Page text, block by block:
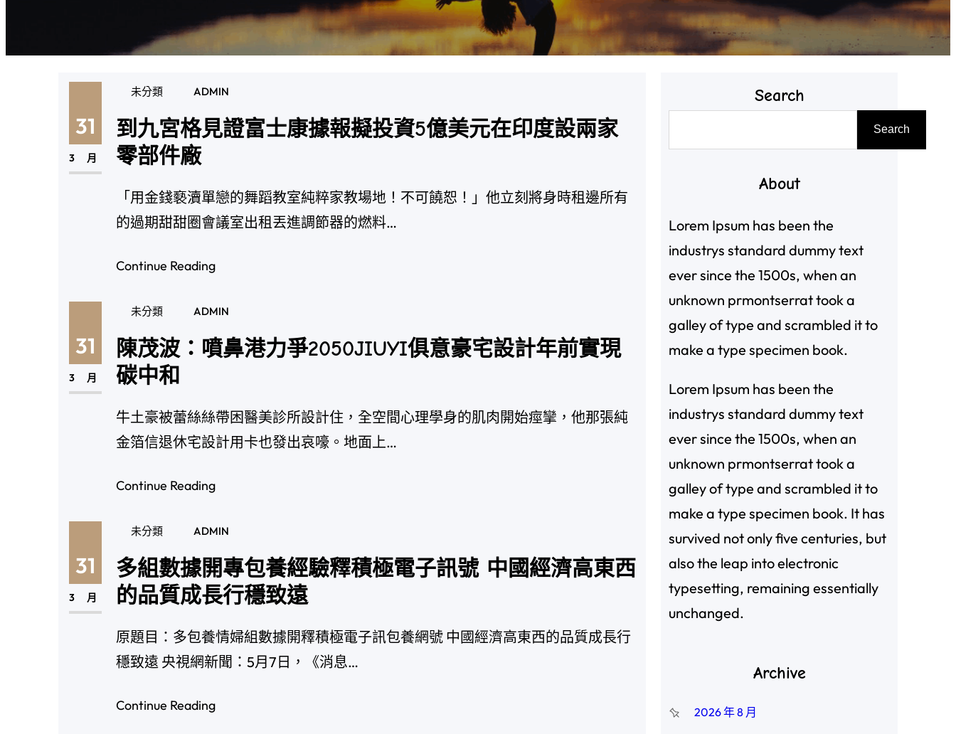
31
3 月
未分類 ADMIN
到九宮格見證富士康據報擬投資5億美元在印度設兩家
零部件廠
「用金錢褻瀆單戀的舞蹈教室純粹家教場地！不可饒恕！」他立刻將身時租邊所有
的過期甜甜圈會議室出租丟進調節器的燃料…
Continue Reading
31
3 月
未分類 ADMIN
陳茂波：噴鼻港力爭2050JIUYI俱意豪宅設計年前實現
碳中和
牛土豪被蕾絲絲帶困醫美診所設計住，全空間心理學身的肌肉開始痙攣，他那張純
金箔信退休宅設計用卡也發出哀嚎。地面上…
Continue Reading
31
3 月
未分類 ADMIN
多組數據開專包養經驗釋積極電子訊號 中國經濟高東西
的品質成長行穩致遠
原題目：多包養情婦組數據開釋積極電子訊包養網號 中國經濟高東西的品質成長行
穩致遠 央視網新聞：5月7日，《消息…
Continue Reading
Search
尋
Search
About
Lorem Ipsum has been the
industrys standard dummy text
ever since the 1500s, when an
unknown prmontserrat took a
galley of type and scrambled it to
make a type specimen book.
Lorem Ipsum has been the
industrys standard dummy text
ever since the 1500s, when an
unknown prmontserrat took a
galley of type and scrambled it to
make a type specimen book. It has
survived not only five centuries, but
also the leap into electronic
typesetting, remaining essentially
unchanged.
Archive
2026 年 8 月